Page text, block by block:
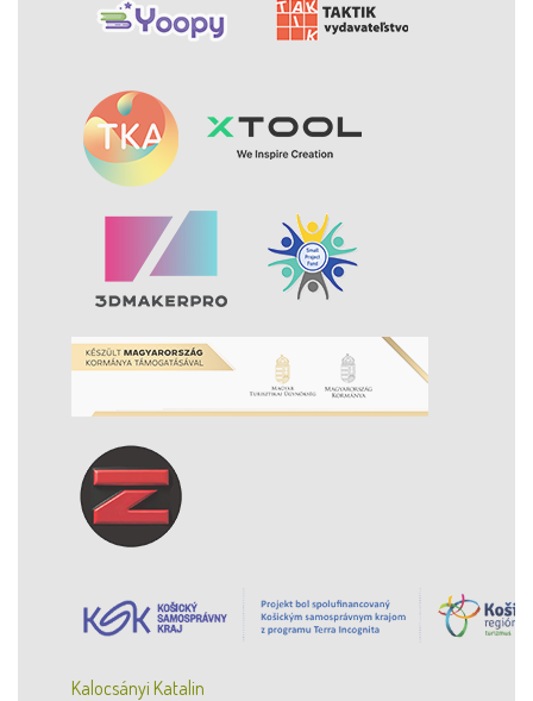
Kalocsányi Katalin